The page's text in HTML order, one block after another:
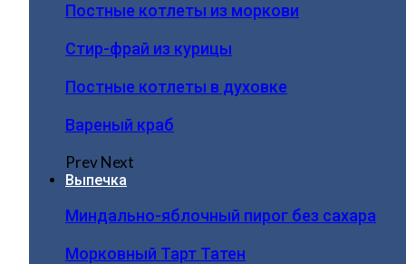
Постные котлеты из моркови
Стир-фрай из курицы
Постные котлеты в духовке
Вареный краб
PrevNext
Выпечка
Миндально-яблочный пирог без сахара
Морковный Тарт Татен